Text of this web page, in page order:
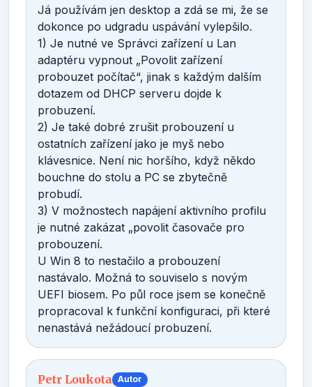
Já používám jen desktop a zdá se mi, že se
dokonce po udgradu uspávání vylepšilo.
1) Je nutné ve Správci zařízení u Lan
adaptéru vypnout „Povolit zařízení
probouzet počítač“, jinak s každým dalším
dotazem od DHCP serveru dojde k
probuzení.
2) Je také dobré zrušit probouzení u
ostatních zařízení jako je myš nebo
klávesnice. Není nic horšího, když někdo
bouchne do stolu a PC se zbytečně
probudí.
3) V možnostech napájení aktivního profilu
je nutné zakázat „povolit časovače pro
probouzení.
U Win 8 to nestačilo a probouzení
nastávalo. Možná to souviselo s novým
UEFI biosem. Po půl roce jsem se konečně
propracoval k funkční konfiguraci, při které
nenastává nežádoucí probuzení.
Petr Loukota Autor